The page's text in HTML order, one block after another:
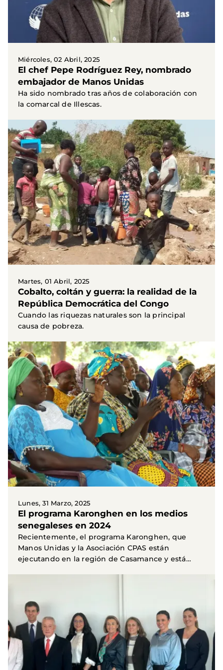
Miércoles, 02 Abril, 2025
El chef Pepe Rodríguez Rey, nombrado
embajador de Manos Unidas
Ha sido nombrado tras años de colaboración con
la comarcal de Illescas.
Martes, 01 Abril, 2025
Cobalto, coltán y guerra: la realidad de la
República Democrática del Congo
Cuando las riquezas naturales son la principal
causa de pobreza.
Lunes, 31 Marzo, 2025
El programa Karonghen en los medios
senegaleses en 2024
Recientemente, el programa Karonghen, que
Manos Unidas y la Asociación CPAS están
ejecutando en la región de Casamance y está